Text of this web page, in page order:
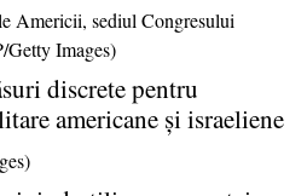
discrete pentru
americane şi israeliene